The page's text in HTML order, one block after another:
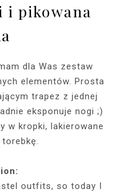
i pikowana
dla Was zestaw
elementów. Prosta
trapez z jednej
eksponuje nogi ;)
w kropki, lakierowane
outfits, so today I